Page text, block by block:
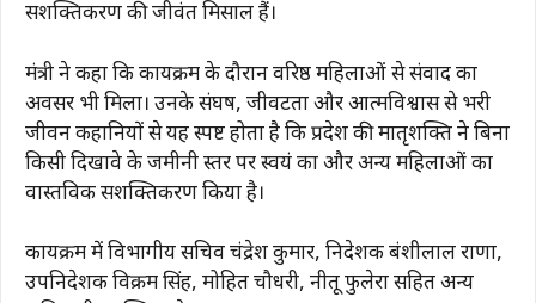
सशक्तिकरण की जीवंत मिसाल हैं।
मंत्री ने कहा कि कार्यक्रम के दौरान वरिष्ठ महिलाओं से संवाद का
अवसर भी मिला। उनके संघर्ष, जीवटता और आत्मविश्वास से भरी
जीवन कहानियों से यह स्पष्ट होता है कि प्रदेश की मातृशक्ति ने बिना
किसी दिखावे के जमीनी स्तर पर स्वयं का और अन्य महिलाओं का
वास्तविक सशक्तिकरण किया है।
कार्यक्रम में विभागीय सचिव चंद्रेश कुमार, निदेशक बंशीलाल राणा,
उपनिदेशक विक्रम सिंह, मोहित चौधरी, नीतू फुलेरा सहित अन्य